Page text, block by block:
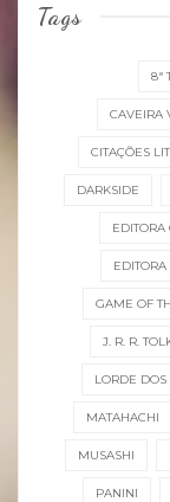
Tags
8ª
CAVEIRA
CITAÇÕES
DARKSIDE
EDITORA
GAME OF
J. R. R.
LORDE DOS
MATAHACHI
MUSASHI
PANINI